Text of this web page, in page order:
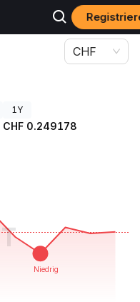
CHF
1Y
CHF 0.249178